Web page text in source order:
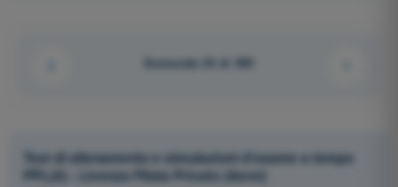
Domanda 24 di 300
Test di allenamento e simulazioni d'esame a tempo
PPL(A) - Licenza Pilota Privato (Aerei)